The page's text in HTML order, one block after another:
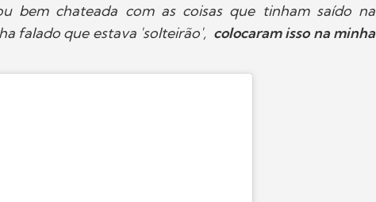
bem chateada com as coisas que tinham saído na
falado que estava 'solteirão', colocaram isso na minha